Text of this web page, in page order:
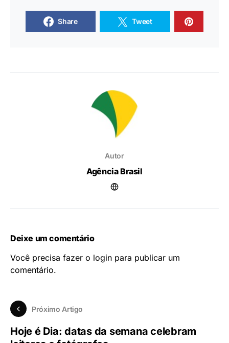
Share Tweet
Autor
Agência Brasil
Deixe um comentário
Você precisa fazer o login para publicar um
comentário.
Próximo Artigo
Hoje é Dia: datas da semana celebram